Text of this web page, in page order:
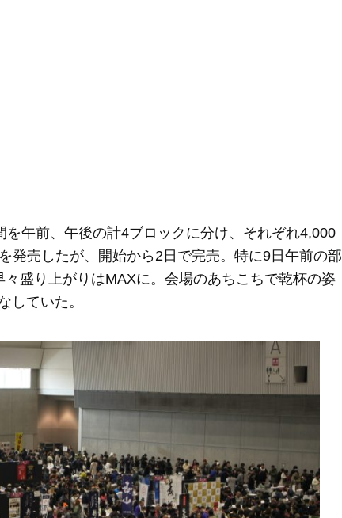
午前、午後の計4ブロックに分け、それぞれ4,000
発売したが、開始から2日で完売。特に9日午前の部
盛り上がりはMAXに。会場のあちこちで乾杯の姿
していた。